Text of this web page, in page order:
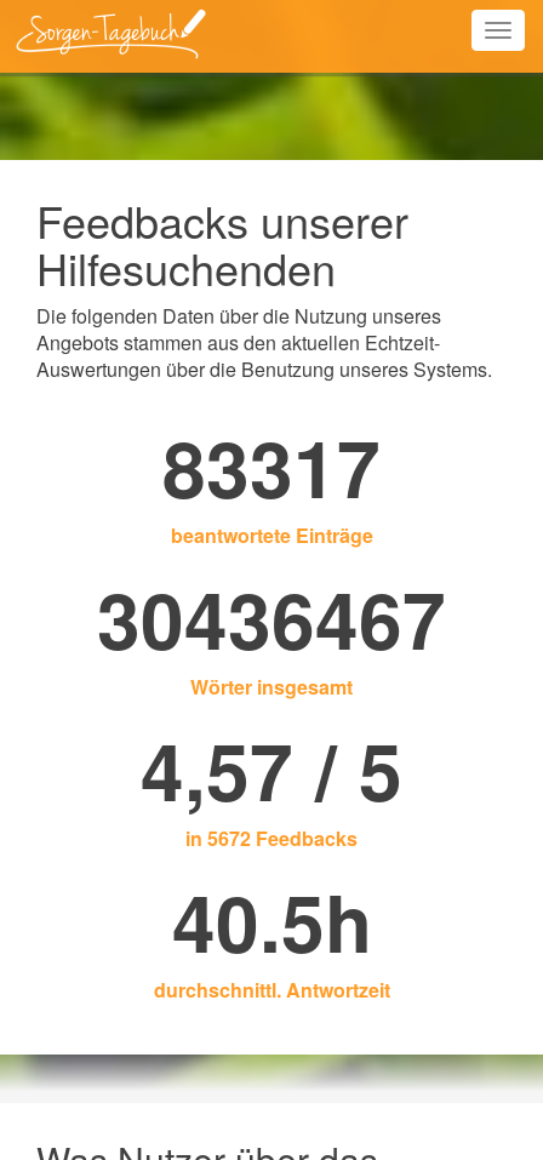
Feedbacks unserer
Hilfesuchenden
Die folgenden Daten über die Nutzung unseres
Angebots stammen aus den aktuellen Echtzeit-
Auswertungen über die Benutzung unseres Systems.
83317
beantwortete Einträge
30436467
Wörter insgesamt
4,57 / 5
in 5672 Feedbacks
40.5h
durchschnittl. Antwortzeit